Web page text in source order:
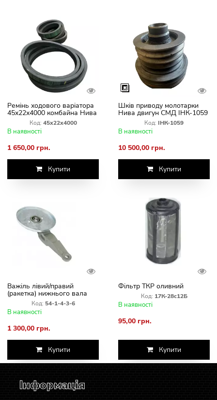
Ремінь ходового варіатора
45х22х4000 комбайна Нива
СК-5М Германия
Код: 45х22х4000
В наявності
1 650,00 грн.
Купити
Шків приводу молотарки
Нива двигун СМД ІНК-1059
Код: ІНК-1059
В наявності
10 500,00 грн.
Купити
Важіль лівий/правий
(ракетка) нижнього вала
похилої камери
Код: 54-1-4-3-6
В наявності
1 300,00 грн.
Купити
Фільтр ТКР оливний
Код: 17К-28с12Б
В наявності
95,00 грн.
Купити
Інформація